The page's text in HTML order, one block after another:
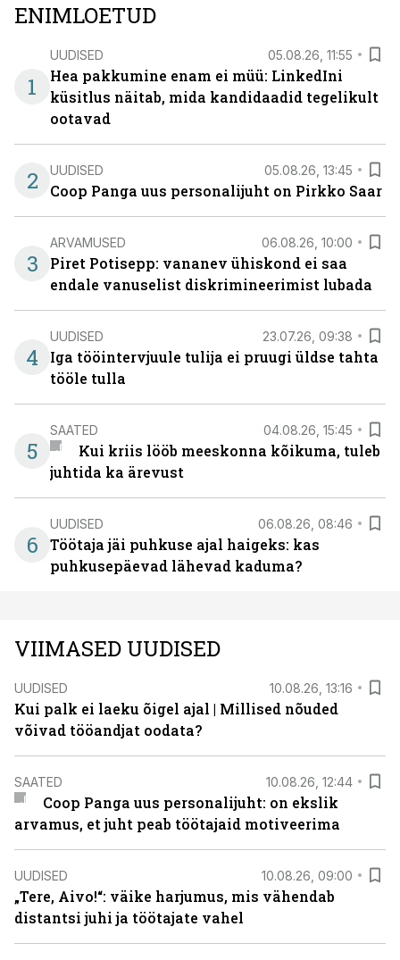
ENIMLOETUD
1
UUDISED 05.08.26, 11:55
Hea pakkumine enam ei müü: LinkedIni
küsitlus näitab, mida kandidaadid tegelikult
ootavad
2 UUDISED 05.08.26, 13:45
Coop Panga uus personalijuht on Pirkko Saar
3
ARVAMUSED 06.08.26, 10:00
Piret Potisepp: vananev ühiskond ei saa
endale vanuselist diskrimineerimist lubada
4
UUDISED 23.07.26, 09:38
Iga tööintervjuule tulija ei pruugi üldse tahta
tööle tulla
5
SAATED 04.08.26, 15:45
Kui kriis lööb meeskonna kõikuma, tuleb
juhtida ka ärevust
6
UUDISED 06.08.26, 08:46
Töötaja jäi puhkuse ajal haigeks: kas
puhkusepäevad lähevad kaduma?
VIIMASED UUDISED
UUDISED 10.08.26, 13:16
Kui palk ei laeku õigel ajal | Millised nõuded
võivad tööandjat oodata?
SAATED 10.08.26, 12:44
Coop Panga uus personalijuht: on ekslik
arvamus, et juht peab töötajaid motiveerima
UUDISED 10.08.26, 09:00
„Tere, Aivo!“: väike harjumus, mis vähendab
distantsi juhi ja töötajate vahel